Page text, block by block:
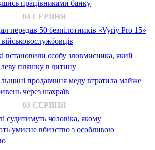
працівниками банку
04 СЕРПНЯ
передав 50 безпілотників «Vyriy Pro 15»
встановили особу зловмисника, який
пляшку в дитину
продавчиня меду втратила майже
через шахраїв
03 СЕРПНЯ
судитимуть чоловіка, якому
умисне вбивство з особливою